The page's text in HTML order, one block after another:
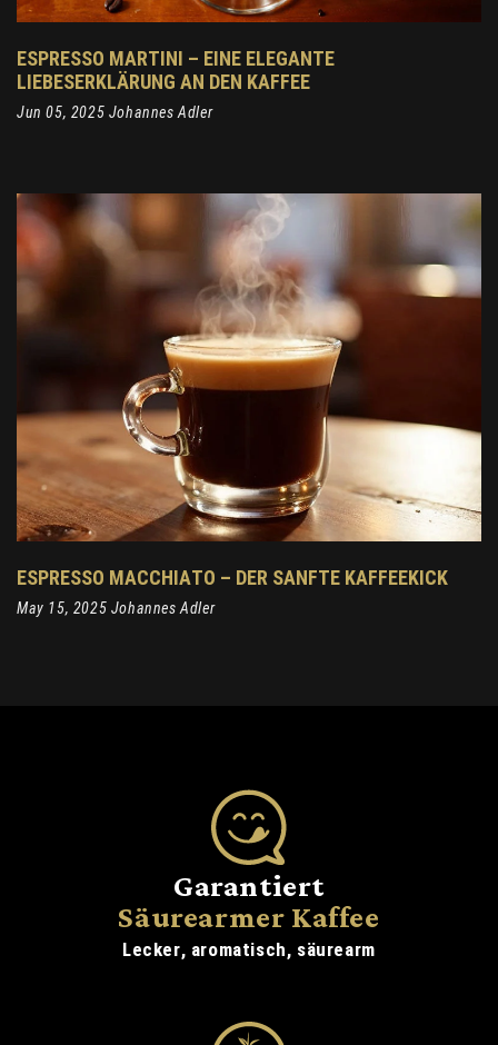
ESPRESSO MARTINI – EINE ELEGANTE
LIEBESERKLÄRUNG AN DEN KAFFEE
Jun 05, 2025 Johannes Adler
ESPRESSO MACCHIATO – DER SANFTE KAFFEEKICK
May 15, 2025 Johannes Adler
Garantiert
Säurearmer Kaffee
Lecker, aromatisch, säurearm